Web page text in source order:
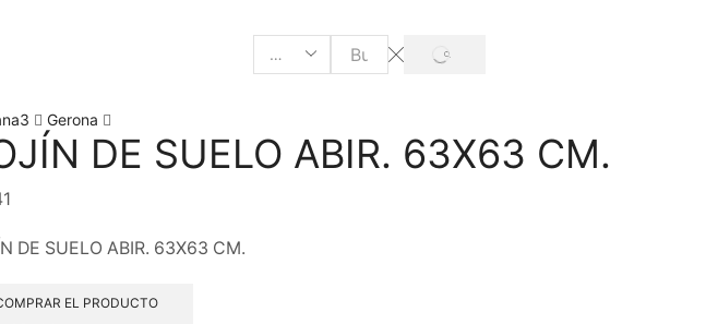
Gerona
DE SUELO ABIR. 63X63 CM.
DE SUELO ABIR. 63X63 CM.
EL PRODUCTO